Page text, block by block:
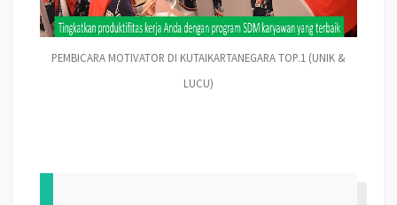
PEMBICARA MOTIVATOR DI KUTAIKARTANEGARA TOP.1 (UNIK &
LUCU)